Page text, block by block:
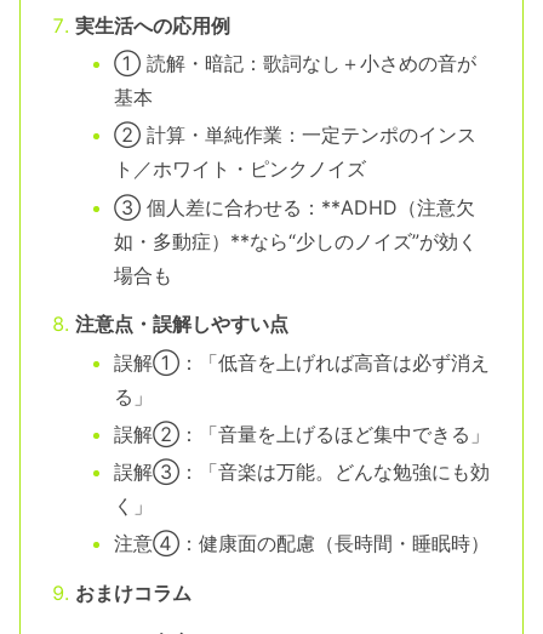
実生活への応用例
① 読解・暗記：歌詞なし＋小さめの音が
基本
② 計算・単純作業：一定テンポのインス
ト／ホワイト・ピンクノイズ
③ 個人差に合わせる：**ADHD（注意欠
如・多動症）**なら“少しのノイズ”が効く
場合も
注意点・誤解しやすい点
誤解①：「低音を上げれば高音は必ず消え
る」
誤解②：「音量を上げるほど集中できる」
誤解③：「音楽は万能。どんな勉強にも効
く」
注意④：健康面の配慮（長時間・睡眠時）
おまけコラム